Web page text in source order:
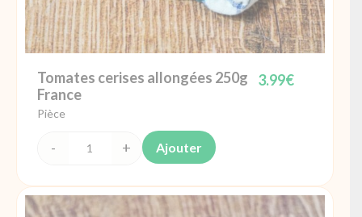
Tomates cerises allongées 250g
France
3.99€
Pièce
quantité
Tomates
Ajouter